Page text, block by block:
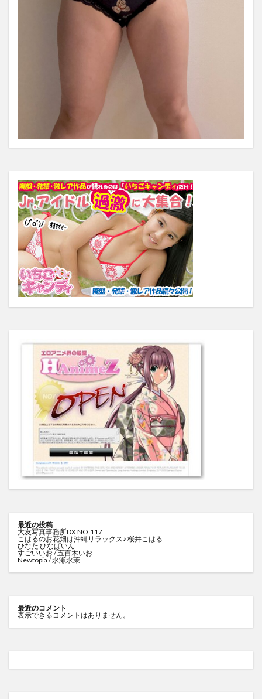
最近の投稿
大友写真事務所DX NO.117
こはるのお花畑は沖縄リラックス♪ 桜井こはる
ひなた ひなぱいん
すごいいお / 五百木いお
Newtopia / 永瀬永茉
最近のコメント
表示できるコメントはありません。